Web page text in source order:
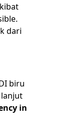
dari
biru
lanjut
in